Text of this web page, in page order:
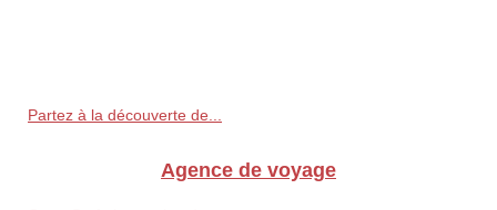
Partez à la découverte de...
Agence de voyage